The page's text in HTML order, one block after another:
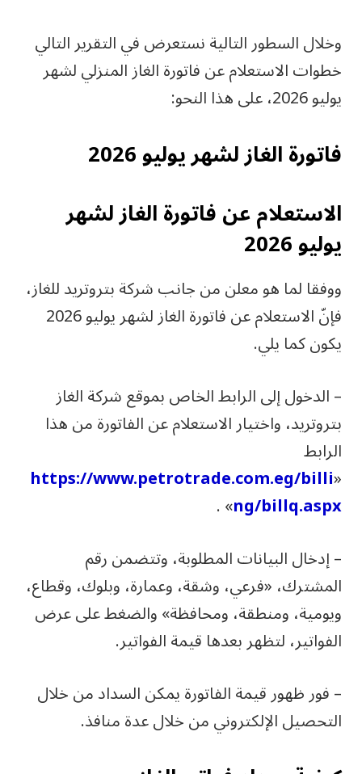
وخلال السطور التالية نستعرض في التقرير التالي
خطوات الاستعلام عن فاتورة الغاز المنزلي لشهر
يوليو 2026، على هذا النحو:
فاتورة الغاز لشهر يوليو 2026
الاستعلام عن فاتورة الغاز لشهر
يوليو 2026
ووفقا لما هو معلن من جانب شركة بتروتريد للغاز،
فإنّ الاستعلام عن فاتورة الغاز لشهر يوليو 2026
يكون كما يلي.
– الدخول إلى الرابط الخاص بموقع شركة الغاز
بتروتريد، واختيار الاستعلام عن الفاتورة من هذا
الرابط
«
https://www.petrotrade.com.eg/billi
ng/billq.aspx
» .
– إدخال البيانات المطلوبة، وتتضمن رقم
المشترك، «فرعي، وشقة، وعمارة، وبلوك، وقطاع،
ويومية، ومنطقة، ومحافظة» والضغط على عرض
الفواتير، لتظهر بعدها قيمة الفواتير.
– فور ظهور قيمة الفاتورة يمكن السداد من خلال
التحصيل الإلكتروني من خلال عدة منافذ.